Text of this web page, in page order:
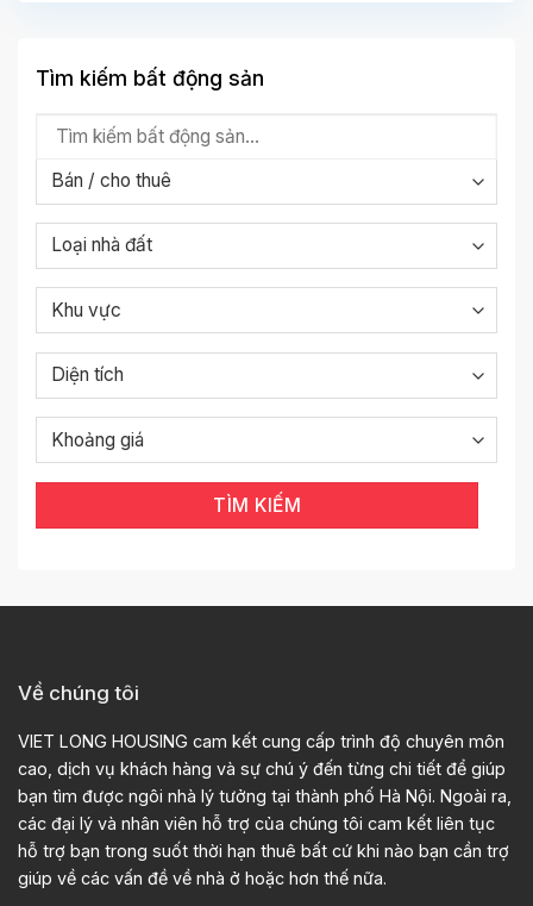
Tìm kiếm bất động sản
TÌM KIẾM
Về chúng tôi
VIET LONG HOUSING cam kết cung cấp trình độ chuyên môn
cao, dịch vụ khách hàng và sự chú ý đến từng chi tiết để giúp
bạn tìm được ngôi nhà lý tưởng tại thành phố Hà Nội. Ngoài ra,
các đại lý và nhân viên hỗ trợ của chúng tôi cam kết liên tục
hỗ trợ bạn trong suốt thời hạn thuê bất cứ khi nào bạn cần trợ
giúp về các vấn đề về nhà ở hoặc hơn thế nữa.